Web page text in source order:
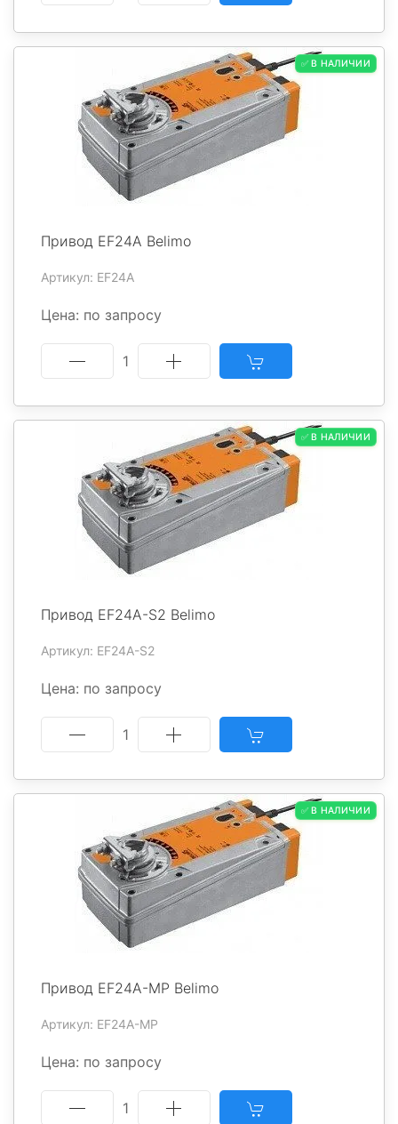
✅ В НАЛИЧИИ
Привод EF24A Belimo
Артикул: EF24A
Цена: по запросу
1
✅ В НАЛИЧИИ
Привод EF24A-S2 Belimo
Артикул: EF24A-S2
Цена: по запросу
1
✅ В НАЛИЧИИ
Привод EF24A-MP Belimo
Артикул: EF24A-MP
Цена: по запросу
1